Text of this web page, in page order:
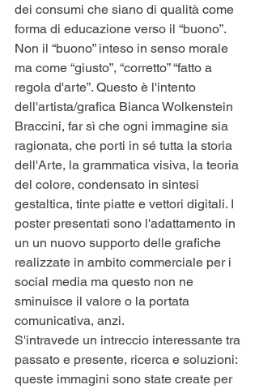
dei consumi che siano di qualità come
forma di educazione verso il “buono”.
Non il “buono” inteso in senso morale
ma come “giusto”, “corretto” “fatto a
regola d'arte”. Questo è l'intento
dell'artista/grafica Bianca Wolkenstein
Braccini, far sì che ogni immagine sia
ragionata, che porti in sé tutta la storia
dell'Arte, la grammatica visiva, la teoria
del colore, condensato in sintesi
gestaltica, tinte piatte e vettori digitali. I
poster presentati sono l'adattamento in
un un nuovo supporto delle grafiche
realizzate in ambito commerciale per i
social media ma questo non ne
sminuisce il valore o la portata
comunicativa, anzi.
S'intravede un intreccio interessante tra
passato e presente, ricerca e soluzioni:
queste immagini sono state create per